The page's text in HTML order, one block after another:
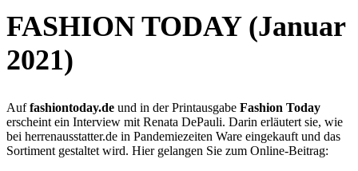
FASHION TODAY (Januar
2021)
Auffashiontoday.de und in der Printausgabe Fashion Today
erscheint ein Interview mit Renata DePauli. Darin erläutert sie, wie
bei herrenausstatter.de in Pandemiezeiten Ware eingekauft und das
Sortiment gestaltet wird. Hier gelangen Sie zum Online-Beitrag: